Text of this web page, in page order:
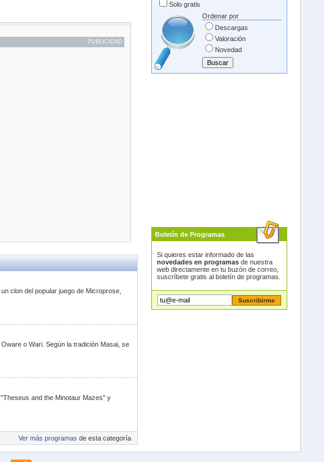
PUBLICIDAD
clon del popular juego de Microprose,
o Wari. Según la tradición Masai, se
and the Minotaur Mazes" y
Ver más programas de esta categoría
Solo gratis
Ordenar por
Descargas
Valoración
Novedad
Boletín de Programas
Si quieres estar informado de las
novedades en programasde nuestra
web directamente en tu buzón de correo,
suscríbete gratis al boletín de programas.